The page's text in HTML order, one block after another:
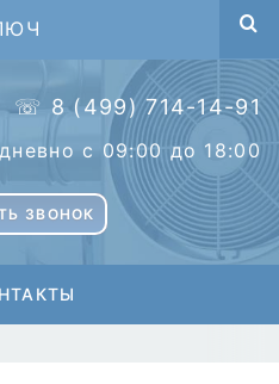
☏ 8 (499) 714-14-91
с 09:00 до 18:00
ЗВОНОК